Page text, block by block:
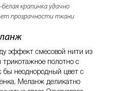
крапинка удачно
прозрачности ткани
эффект смесовой нити из
трикотажное полотно с
неоднородный цвет с
Меланж деликатно